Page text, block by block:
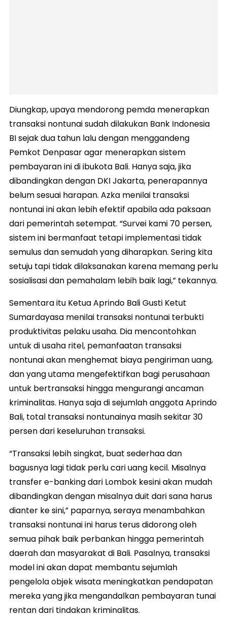
Diungkap, upaya mendorong pemda menerapkan
transaksi nontunai sudah dilakukan Bank Indonesia
BI sejak dua tahun lalu dengan menggandeng
Pemkot Denpasar agar menerapkan sistem
pembayaran ini di ibukota Bali. Hanya saja, jika
dibandingkan dengan DKI Jakarta, penerapannya
belum sesuai harapan. Azka menilai transaksi
nontunai ini akan lebih efektif apabila ada paksaan
dari pemerintah setempat. “Survei kami 70 persen,
sistem ini bermanfaat tetapi implementasi tidak
semulus dan semudah yang diharapkan. Sering kita
setuju tapi tidak dilaksanakan karena memang perlu
sosialisasi dan pemahalam lebih baik lagi,” tekannya.
Sementara itu Ketua Aprindo Bali Gusti Ketut
Sumardayasa menilai transaksi nontunai terbukti
produktivitas pelaku usaha. Dia mencontohkan
untuk di usaha ritel, pemanfaatan transaksi
nontunai akan menghemat biaya pengiriman uang,
dan yang utama mengefektifkan bagi perusahaan
untuk bertransaksi hingga mengurangi ancaman
kriminalitas. Hanya saja di sejumlah anggota Aprindo
Bali, total transaksi nontunainya masih sekitar 30
persen dari keseluruhan transaksi.
“Transaksi lebih singkat, buat sederhaa dan
bagusnya lagi tidak perlu cari uang kecil. Misalnya
transfer e-banking dari Lombok kesini akan mudah
dibandingkan dengan misalnya duit dari sana harus
dianter ke sini,” paparnya, seraya menambahkan
transaksi nontunai ini harus terus didorong oleh
semua pihak baik perbankan hingga pemerintah
daerah dan masyarakat di Bali. Pasalnya, transaksi
model ini akan dapat membantu sejumlah
pengelola objek wisata meningkatkan pendapatan
mereka yang jika mengandalkan pembayaran tunai
rentan dari tindakan kriminalitas.